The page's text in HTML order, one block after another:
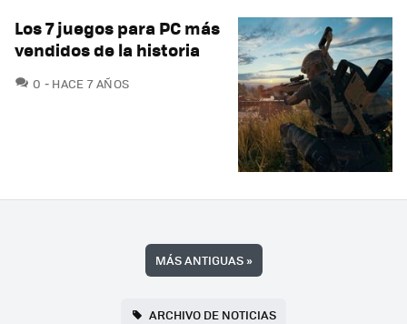
Los 7 juegos para PC más
vendidos de la historia
0 COMENTARIOS
HACE 7 AÑOS
MÁS ANTIGUAS»
ARCHIVO DE NOTICIAS